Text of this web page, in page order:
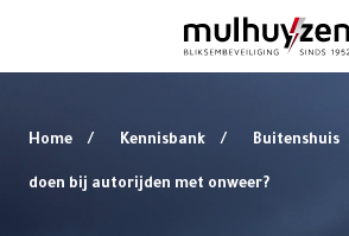
Home
Bliksembeveiliging
Home Kennisbank Buitenshuis
doen bij autorijden met onweer?